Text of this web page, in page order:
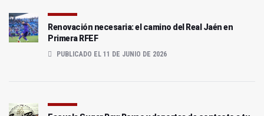
Renovación necesaria: el camino del Real Jaén en
Primera RFEF
PUBLICADO EL 11 DE JUNIO DE 2026